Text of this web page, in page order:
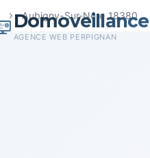
Domoveillance
AGENCE WEB PERPIGNAN
Aubigny-Sur-Nere 18380